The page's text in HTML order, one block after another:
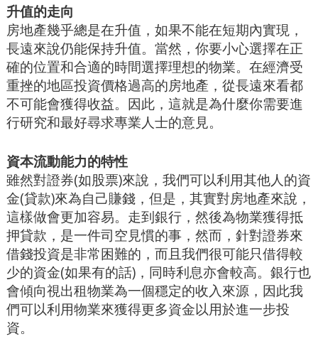
升值的走向
房地產幾乎總是在升值，如果不能在短期內實現，
長遠來說仍能保持升值。當然，你要小心選擇在正
確的位置和合適的時間選擇理想的物業。在經濟受
重挫的地區投資價格過高的房地產，從長遠來看都
不可能會獲得收益。因此，這就是為什麼你需要進
行研究和最好尋求專業人士的意見。
資本流動能力的特性
雖然對證券(如股票)來說，我們可以利用其他人的資
金(貸款)來為自己賺錢，但是，其實對房地產來說，
這樣做會更加容易。走到銀行，然後為物業獲得抵
押貸款，是一件司空見慣的事，然而，針對證券來
借錢投資是非常困難的，而且我們很可能只借得較
少的資金(如果有的話)，同時利息亦會較高。銀行也
會傾向視出租物業為一個穩定的收入來源，因此我
們可以利用物業來獲得更多資金以用於進一步投
資。